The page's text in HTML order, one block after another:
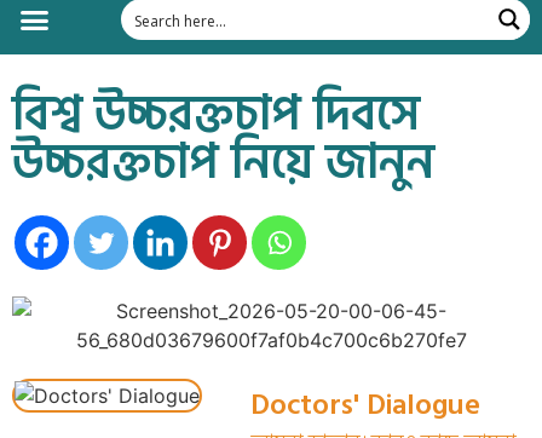
বিশ্ব উচ্চরক্তচাপ দিবসে
উচ্চরক্তচাপ নিয়ে জানুন
Doctors' Dialogue